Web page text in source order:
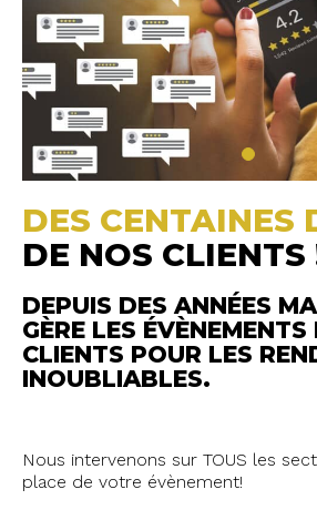
DES CENTAINES
DE NOS CLIENTS
DEPUIS DES ANNÉES
GÈRE LES ÉVÈNEMENTS
CLIENTS POUR LES
INOUBLIABLES.
Nous intervenons sur TOUS les
place de votre évènement!